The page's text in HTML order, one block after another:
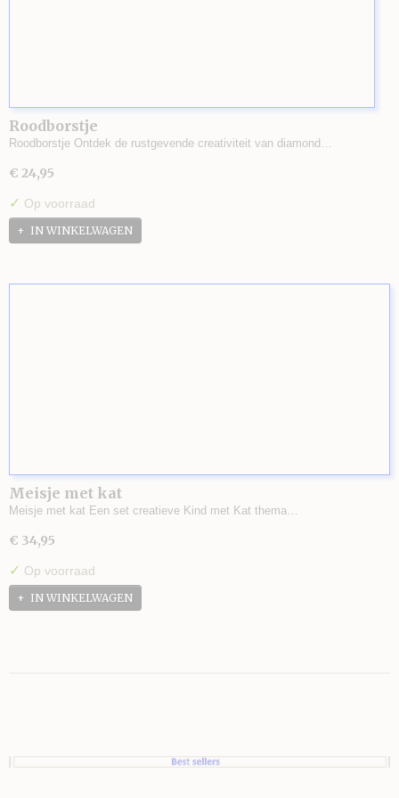
Roodborstje
Roodborstje Ontdek de rustgevende creativiteit van diamond…
€ 24,95
✓ Op voorraad
IN WINKELWAGEN
Meisje met kat
Meisje met kat Een set creatieve Kind met Kat thema…
€ 34,95
✓ Op voorraad
IN WINKELWAGEN